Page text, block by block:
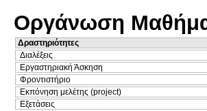
Οργάνωση
Δραστηριότητες
Διαλέξεις
Εργαστηριακή Άσκηση
Φροντιστήριο
Εκπόνηση μελέτης (project)
Εξετάσεις